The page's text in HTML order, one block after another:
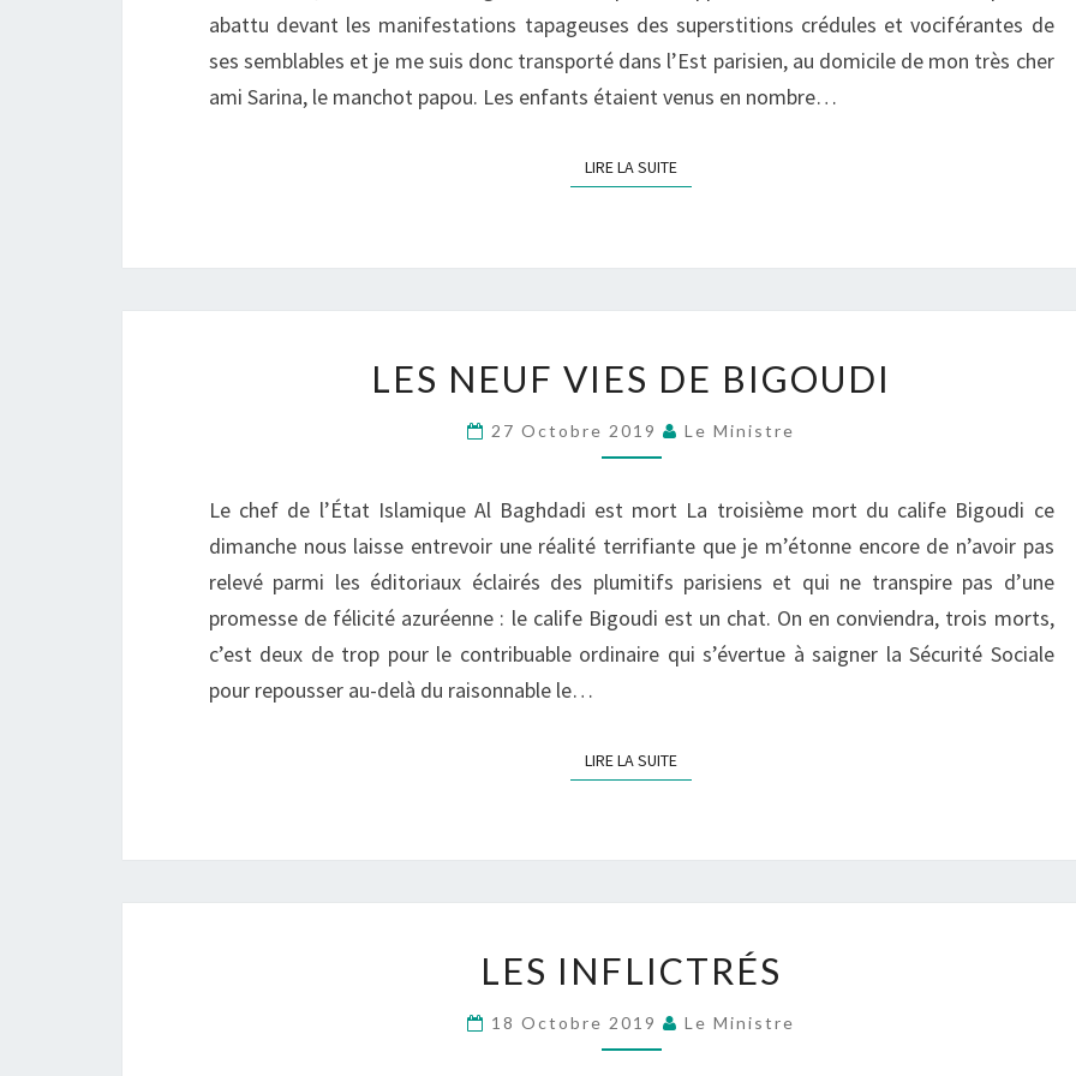
abattu devant les manifestations tapageuses des superstitions crédules et vociférantes de
ses semblables et je me suis donc transporté dans l’Est parisien, au domicile de mon très cher
ami Sarina, le manchot papou. Les enfants étaient venus en nombre…
LIRE LA SUITELIRE LA SUITE
NEUF
VIES
DE
LES NEUF VIES DE BIGOUDI
27 Octobre 2019 Le Ministre
Le chef de l’État Islamique Al Baghdadi est mort La troisième mort du calife Bigoudi ce
dimanche nous laisse entrevoir une réalité terrifiante que je m’étonne encore de n’avoir pas
relevé parmi les éditoriaux éclairés des plumitifs parisiens et qui ne transpire pas d’une
promesse de félicité azuréenne : le calife Bigoudi est un chat. On en conviendra, trois morts,
c’est deux de trop pour le contribuable ordinaire qui s’évertue à saigner la Sécurité Sociale
pour repousser au-delà du raisonnable le…
LIRE LA SUITELIRE LA SUITE
INFLICTRÉS
LES INFLICTRÉS
18 Octobre 2019 Le Ministre